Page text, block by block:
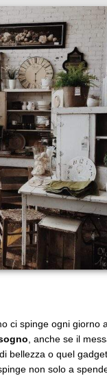
ci spinge ogni giorno
, anche se il
bellezza o quel
non solo a